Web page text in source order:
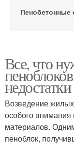
Пенобетонные
Все, что
недостатки
Возведение
особого
материалов.
пеноблок,